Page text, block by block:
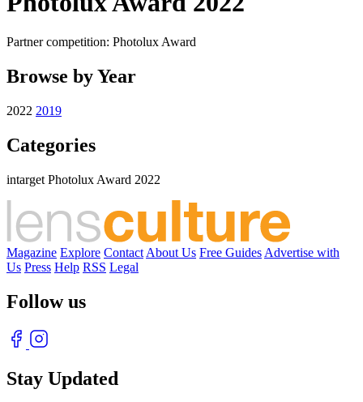
Partner competition: Photolux Award
Browse by Year
2022 2019
Categories
intarget Photolux Award 2022
Magazine Explore Contact About Us Free Guides Advertise with
Us Press Help RSS Legal
Follow us
Stay Updated